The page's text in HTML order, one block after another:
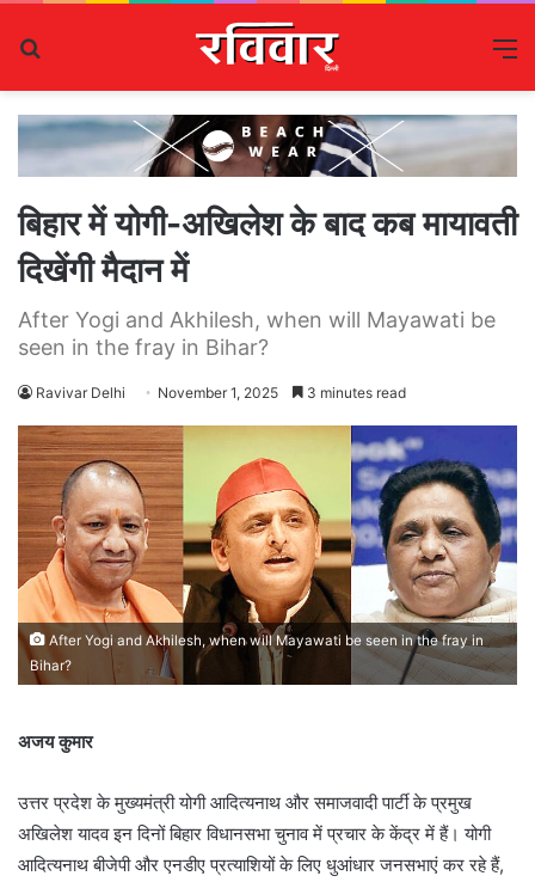
बिहार में योगी-अखिलेश के बाद कब मायावती
दिखेंगी मैदान में
After Yogi and Akhilesh, when will Mayawati be
seen in the fray in Bihar?
Ravivar Delhi November 1, 2025 3 minutes read
After Yogi and Akhilesh, when will Mayawati be seen in the fray in
Bihar?
अजय कुमार
उत्तर प्रदेश के मुख्यमंत्री योगी आदित्यनाथ और समाजवादी पार्टी के प्रमुख
अखिलेश यादव इन दिनों बिहार विधानसभा चुनाव में प्रचार के केंद्र में हैं। योगी
आदित्यनाथ बीजेपी और एनडीए प्रत्याशियों के लिए धुआंधार जनसभाएं कर रहे हैं,